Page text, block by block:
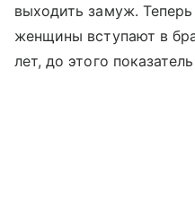
выходить замуж.
женщины вступают в
лет, до этого